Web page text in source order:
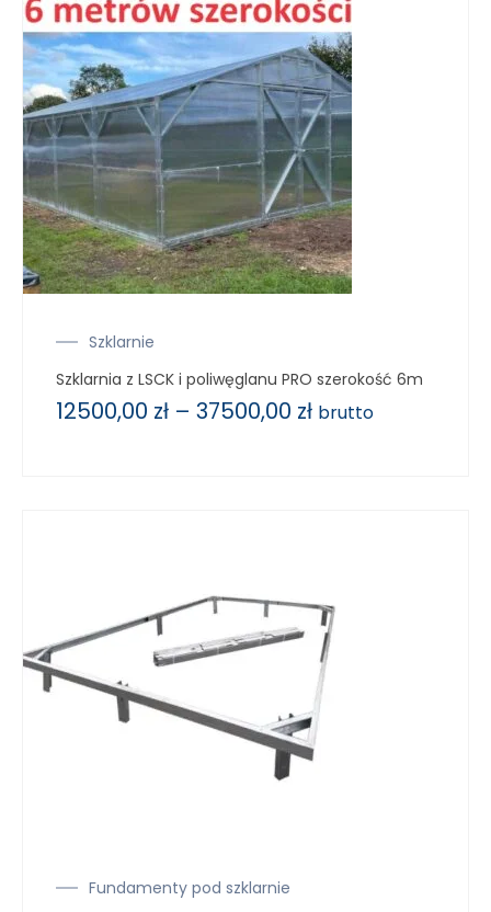
Szklarnie
Szklarnia z LSCK i poliwęglanu PRO szerokość 6m
12500,00 zł – 37500,00 zł brutto
Fundamenty pod szklarnie